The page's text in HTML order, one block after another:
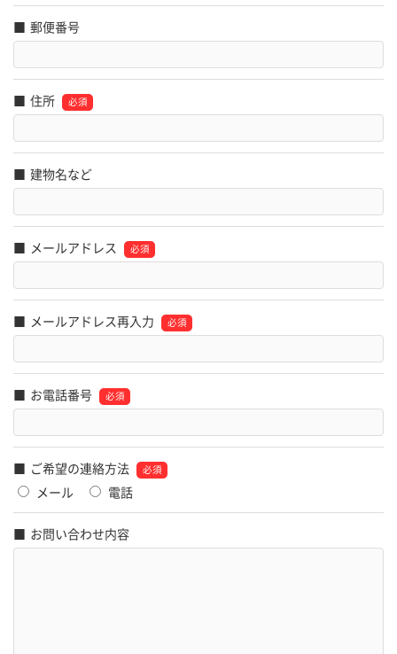
郵便番号
住所
建物名など
メールアドレス
メールアドレス再入力
お電話番号
ご希望の連絡方法
メール
電話
お問い合わせ内容